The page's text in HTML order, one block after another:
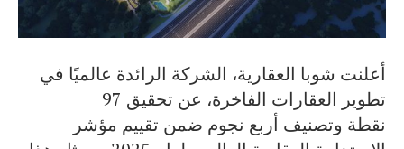
أعلنت شوبا العقارية، الشركة الرائدة عالميًا في
تطوير العقارات الفاخرة، عن تحقيق 97
نقطة وتصنيف أربع نجوم ضمن تقييم مؤشر